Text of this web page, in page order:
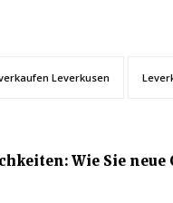
Leverkusen
Wie Sie neue